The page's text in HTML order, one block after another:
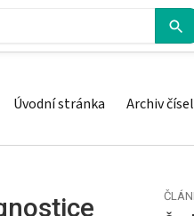
Úvodní stránka Archiv čísel